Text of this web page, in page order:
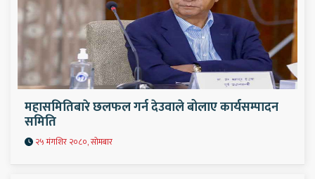
महासमितिबारे छलफल गर्न देउवाले बोलाए कार्यसम्पादन
समिति
२५ मंगशिर २०८०, सोमबार